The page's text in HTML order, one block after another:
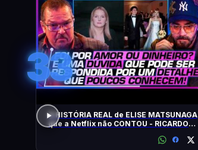
33
A HISTÓRIA REAL de ELISE MATSUNAGA
que a Netflix não CONTOU - RICARDO